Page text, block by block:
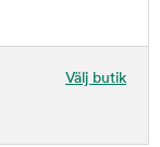
Välj butik